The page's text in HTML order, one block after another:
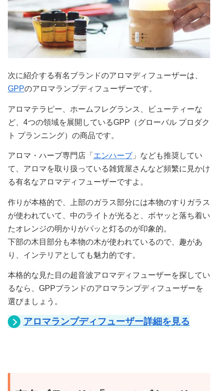
次に紹介する有名ブランドのアロマディフューザーは、
GPPのアロマランプディフューザーです。
アロマテラピー、ホームフレグランス、ビューティーな
ど、4つの領域を展開しているGPP（グローバル プロダク
ト プランニング）の商品です。
アロマ・ハーブ専門店「 エンハーブ 」なども推奨してい
て、アロマを取り扱っている雑貨屋さんなど頻繁に見かけ
る有名なアロマディフューザーですよ。
作りが本格的で、上部のガラス部分には本物のすりガラス
が使われていて、中のライトが光ると、ボヤッと落ち着い
たオレンジの明かりがパッと灯るのが印象的。
下部の木目部分も本物の木が使われているので、趣があ
り、インテリアとしても魅力的です。
本格的な見た目の超音波アロマディフューザーを探してい
るなら、GPPブランドのアロマランプディフューザーを
選びましょう。
アロマランプディフューザー詳細を見る